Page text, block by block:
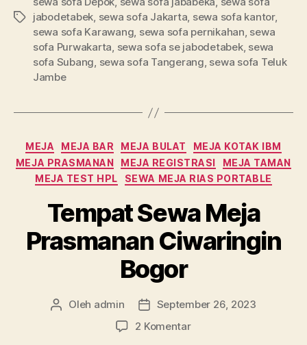
Tag jabodetabek, sewa sofa Jakarta, sewa sofa kantor,
sewa sofa Karawang, sewa sofa pernikahan, sewa
sofa Purwakarta, sewa sofa se jabodetabek, sewa
sofa Subang, sewa sofa Tangerang, sewa sofa Teluk
Jambe
Kategori
MEJA MEJA BAR MEJA BULAT
MEJA KOTAK IBM
MEJA PRASMANAN
MEJA REGISTRASI
MEJA TAMAN
MEJA TEST HPL
SEWA MEJA RIAS PORTABLE
Tempat Sewa Meja
Prasmanan Ciwaringin
Bogor
Penulis
Oleh admin
Tanggal
artikel
September 26, 2023
2 Komentarpada